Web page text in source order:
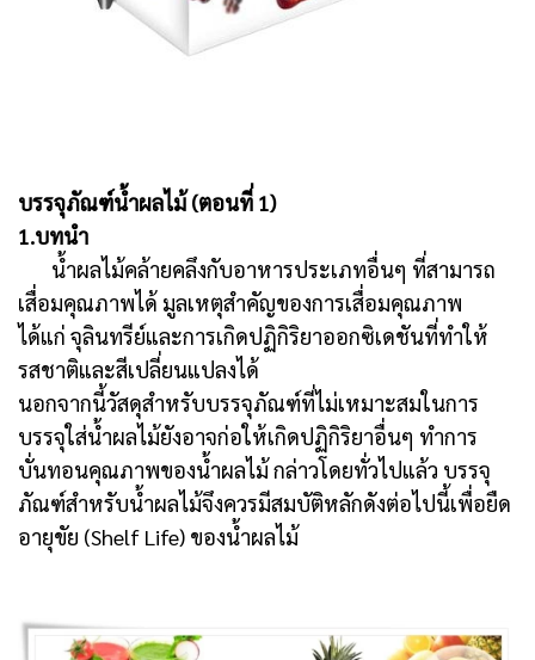
บรรจุภัณฑ์น้ำผลไม้ (ตอนที่ 1)
1.บทนำ
น้ำผลไม้คล้ายคลึงกับอาหารประเภทอื่นๆ ที่สามารถ
เสื่อมคุณภาพได้ มูลเหตุสำคัญของการเสื่อมคุณภาพ
ได้แก่ จุลินทรีย์และการเกิดปฏิกิริยาออกซิเดชันที่ทำให้
รสชาติและสีเปลี่ยนแปลงได้
นอกจากนี้วัสดุสำหรับบรรจุภัณฑ์ที่ไม่เหมาะสมในการ
บรรจุใส่น้ำผลไม้ยังอาจก่อให้เกิดปฏิกิริยาอื่นๆ ทำการ
บั่นทอนคุณภาพของน้ำผลไม้ กล่าวโดยทั่วไปแล้ว บรรจุ
ภัณฑ์สำหรับน้ำผลไม้จึงควรมีสมบัติหลักดังต่อไปนี้เพื่อยืด
อายุขัย (Shelf Life) ของน้ำผลไม้